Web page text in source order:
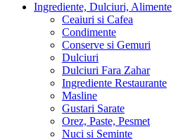
Ingrediente, Dulciuri, Alimente
Ceaiuri si Cafea
Condimente
Conserve si Gemuri
Dulciuri
Dulciuri Fara Zahar
Ingrediente Restaurante
Masline
Gustari Sarate
Orez, Paste, Pesmet
Nuci si Seminte